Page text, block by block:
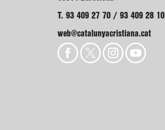
T. 93 409 27 70 / 93 409 28 10
web@catalunyacristiana.cat